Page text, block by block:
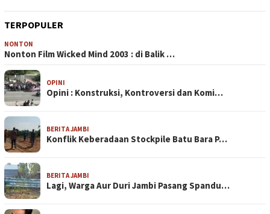
TERPOPULER
NONTON
Nonton Film Wicked Mind 2003 : di Balik …
OPINI
Opini : Konstruksi, Kontroversi dan Komi…
BERITA JAMBI
Konflik Keberadaan Stockpile Batu Bara P…
BERITA JAMBI
Lagi, Warga Aur Duri Jambi Pasang Spandu…